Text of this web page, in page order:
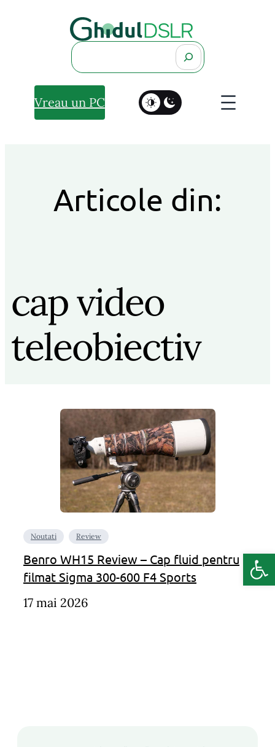
Search
Vreau un PC
Articole din:
cap video
teleobiectiv
Noutati Review
Benro WH15 Review – Cap fluid pentru
filmat Sigma 300-600 F4 Sports
17 mai 2026